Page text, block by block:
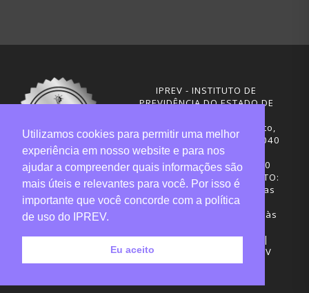
IPREV - INSTITUTO DE
PREVIDÊNCIA DO ESTADO DE
Rua Visconde de Ouro Preto,
291 – Centro - CEP: 88020-040
Florianópolis - SC
Telefones: (48) 3665-4600
HORÁRIO DE FUNCIONAMENTO:
Central de Atendimento: das
12h30 às 18h
Sede administrativa: 7h30 às
Desenvolvimento: CIASC |
Gestão do conteúdo: IPREV
Utilizamos cookies para permitir uma melhor
experiência em nosso website e para nos
ajudar a compreender quais informações são
mais úteis e relevantes para você. Por isso é
importante que você concorde com a política
de uso do IPREV.
Eu aceito